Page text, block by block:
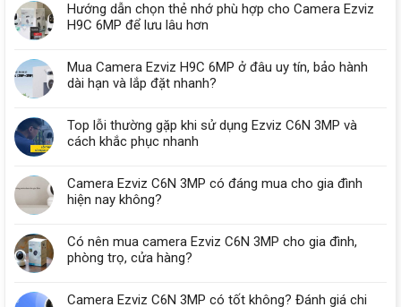
Hướng dẫn chọn thẻ nhớ phù hợp cho Camera Ezviz
H9C 6MP để lưu lâu hơn
Mua Camera Ezviz H9C 6MP ở đâu uy tín, bảo hành
dài hạn và lắp đặt nhanh?
Top lỗi thường gặp khi sử dụng Ezviz C6N 3MP và
cách khắc phục nhanh
Camera Ezviz C6N 3MP có đáng mua cho gia đình
hiện nay không?
Có nên mua camera Ezviz C6N 3MP cho gia đình,
phòng trọ, cửa hàng?
Camera Ezviz C6N 3MP có tốt không? Đánh giá chi